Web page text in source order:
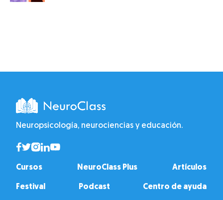
Neuropsicología, neurociencias y educación.
Cursos NeuroClass Plus Artículos
Festival Podcast Centro de ayuda